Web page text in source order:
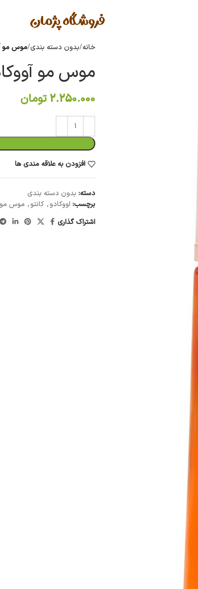
خانه بدون دسته بندی موس مو
موس مو آووکادو
2.250.000 تومان
افزودن به علاقه مندی ها
دسته: بدون دسته بندی
برچسب: اووکادو, کانتو, موس مو
اشتراک گذاری